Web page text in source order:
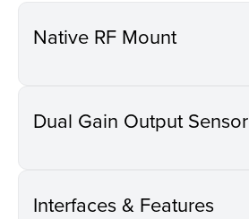
Native RF Mount
Dual Gain Output Sensor
Interfaces & Features